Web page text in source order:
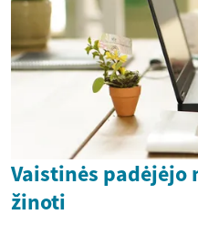
Vaistinės
žinoti